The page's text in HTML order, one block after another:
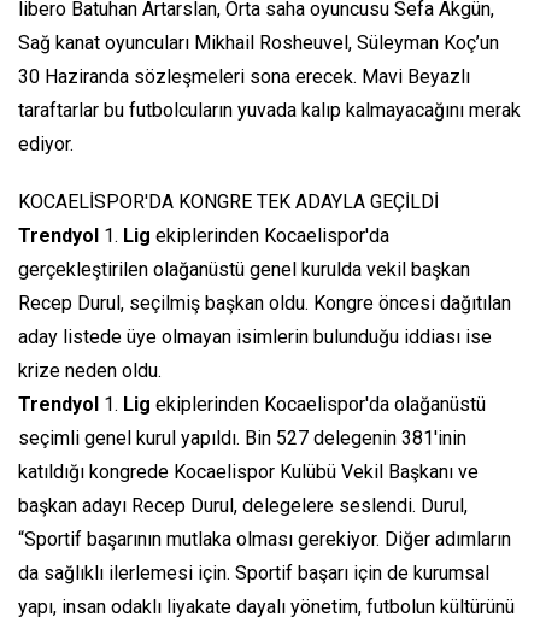
libero Batuhan Artarslan, Orta saha oyuncusu Sefa Akgün,
Sağ kanat oyuncuları Mikhail Rosheuvel, Süleyman Koç’un
30 Haziranda sözleşmeleri sona erecek. Mavi Beyazlı
taraftarlar bu futbolcuların yuvada kalıp kalmayacağını merak
ediyor.
KOCAELİSPOR'DA KONGRE TEK ADAYLA GEÇİLDİ
Trendyol 1. Lig ekiplerinden Kocaelispor'da
gerçekleştirilen olağanüstü genel kurulda vekil başkan
Recep Durul, seçilmiş başkan oldu. Kongre öncesi dağıtılan
aday listede üye olmayan isimlerin bulunduğu iddiası ise
krize neden oldu.
Trendyol 1. Lig ekiplerinden Kocaelispor'da olağanüstü
seçimli genel kurul yapıldı. Bin 527 delegenin 381'inin
katıldığı kongrede Kocaelispor Kulübü Vekil Başkanı ve
başkan adayı Recep Durul, delegelere seslendi. Durul,
“Sportif başarının mutlaka olması gerekiyor. Diğer adımların
da sağlıklı ilerlemesi için. Sportif başarı için de kurumsal
yapı, insan odaklı liyakate dayalı yönetim, futbolun kültürünü